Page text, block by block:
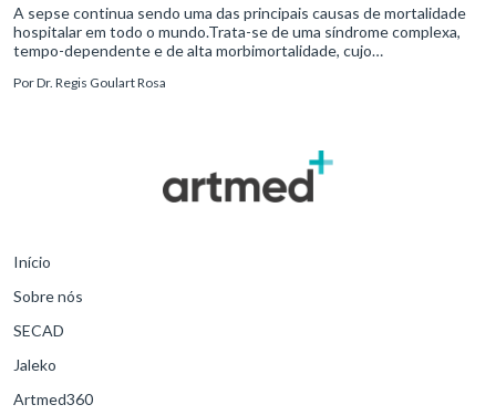
A sepse continua sendo uma das principais causas de mortalidade
hospitalar em todo o mundo.Trata-se de uma síndrome complexa,
tempo-dependente e de alta morbimortalidade, cujo
para o desfe
PorDr. Regis Goulart Rosa
Início
Sobre nós
SECAD
Jaleko
Artmed360